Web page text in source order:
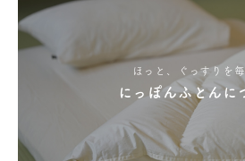
ほっと、ぐっすりを
にっぽんふとんに